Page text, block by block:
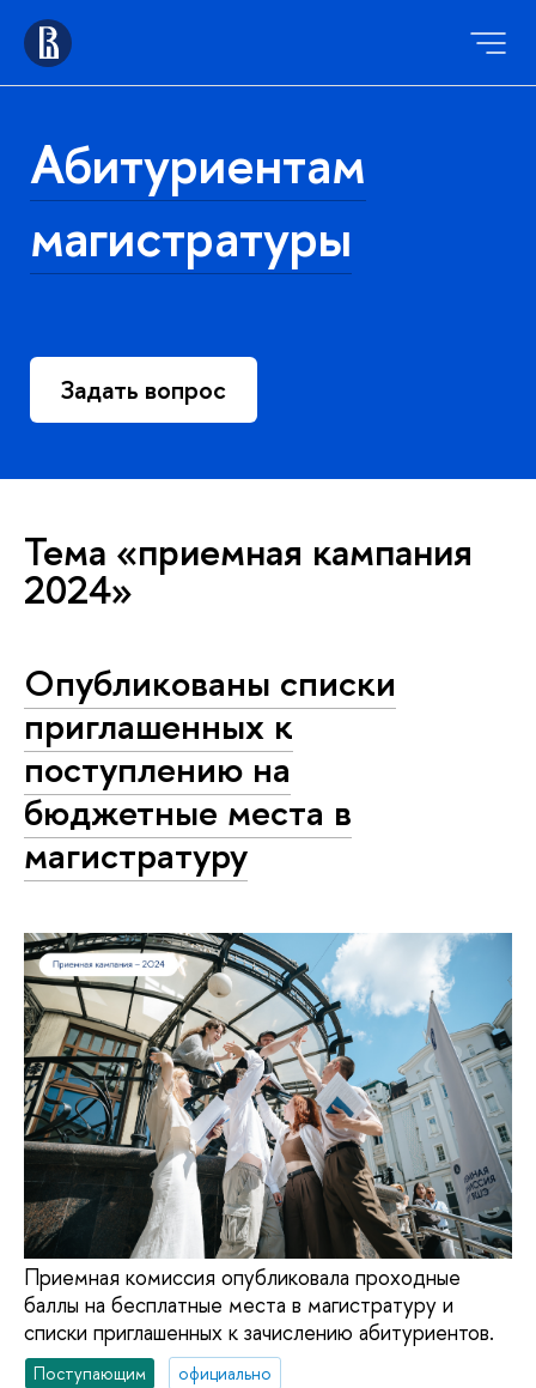
Абитуриентам
магистратуры
Задать вопрос
Тема «приемная кампания
2024»
Опубликованы списки
приглашенных к
поступлению на
бюджетные места в
магистратуру
Приемная комиссия опубликовала проходные
баллы на бесплатные места в магистратуру и
списки приглашенных к зачислению абитуриентов.
Поступающим
официально